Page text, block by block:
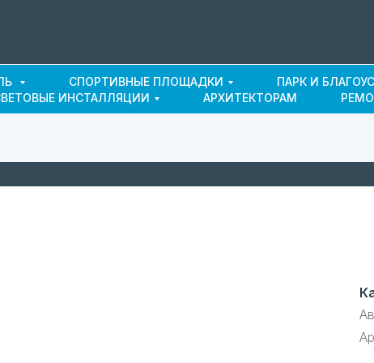
СПОРТИВНЫЕ ПЛОЩАДКИ ПАРК И
ИНСТАЛЛЯЦИИ
АРХИТЕКТОРАМ